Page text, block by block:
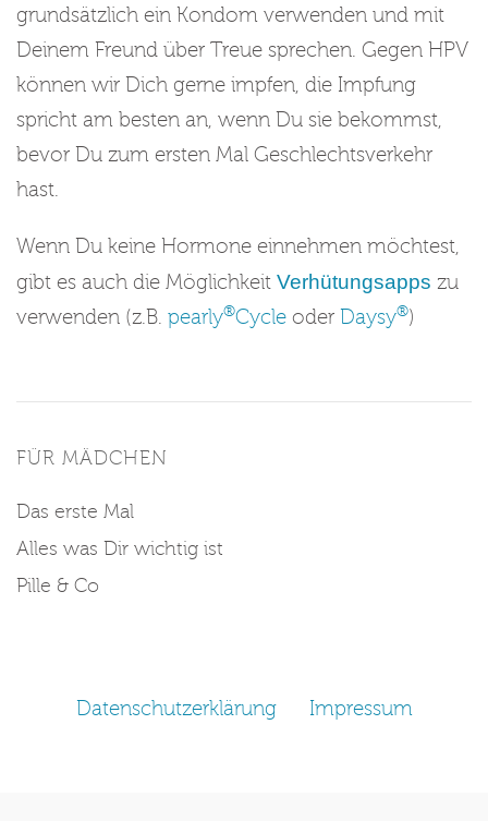
grundsätzlich ein Kondom verwenden und mit
Deinem Freund über Treue sprechen. Gegen HPV
können wir Dich gerne impfen, die Impfung
spricht am besten an, wenn Du sie bekommst,
bevor Du zum ersten Mal Geschlechtsverkehr
hast.
Wenn Du keine Hormone einnehmen möchtest,
gibt es auch die Möglichkeit Verhütungsapps zu
verwenden (z.B. pearly®Cycle oder Daysy®)
FÜR MÄDCHEN
Das erste Mal
Alles was Dir wichtig ist
Pille & Co
Datenschutzerklärung Impressum